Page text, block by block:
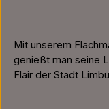
Mit unserem
genießt man seine
Flair der Stadt